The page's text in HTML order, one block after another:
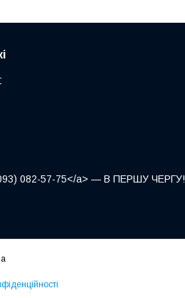
082-57-75</a> — В ПЕРШУ ЧЕРГУ!